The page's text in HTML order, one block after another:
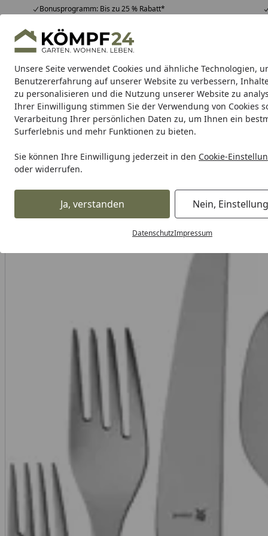
Unsere Seite verwendet Cookies und ähnliche Technologien,
Benutzererfahrung auf unserer Website zu verbessern,
zu personalisieren und die Nutzung unserer Website zu
Ihrer Einwilligung stimmen Sie der Verwendung von Cookies
Verarbeitung Ihrer persönlichen Daten zu, um Ihnen ein
Surferlebnis und mehr Funktionen zu bieten.
Sie können Ihre Einwilligung jederzeit in den Cookie-
oder widerrufen.
Ja, verstanden Nein,
DatenschutzImpressum
Bonusprogramm: Bis zu 25 % Rabatt*
Hotline07051 / 9 22 22
Mo-Fr. 8-16 Uhr 25.963 Bewertungen
Alle Produkte
Alle ProdukteHighlights Tipps & Tricks
WMF Töpfe Pfannen Bestecke Messer
Karibu Pools inkl.
Dein Traumpool im Sorglos-
WMF Bestecke WMF Essbestecke WMF Bestecksets